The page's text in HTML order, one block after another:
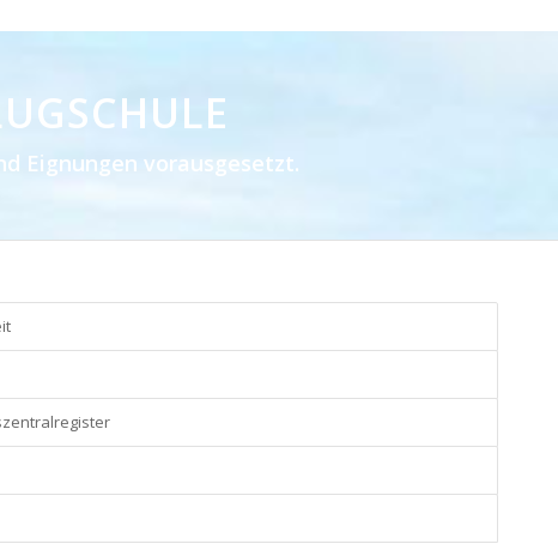
Eignungen vorausgesetzt.